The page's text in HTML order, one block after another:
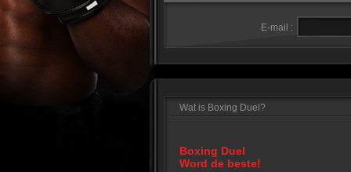
E-mail :
Wat is Boxing Duel?
Boxing Duel
Word de beste!